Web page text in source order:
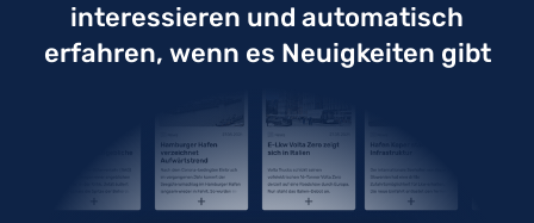
interessieren und automatisch
erfahren, wenn es Neuigkeiten gibt